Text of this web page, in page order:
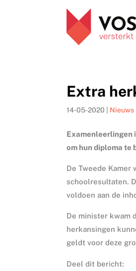
Extra
14-05-2020 Nieuws
Examenleerlingen
om hun diploma te
De Tweede
schoolresultaten.
voldoen aan de
De minister kwam
herkansingen
geldt voor deze
Deel dit bericht: